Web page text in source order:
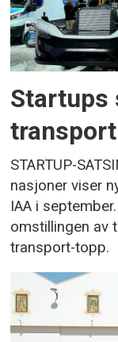
Startups
STARTUP-
nasjoner viser
IAA i
omstillingen av
transport-topp.